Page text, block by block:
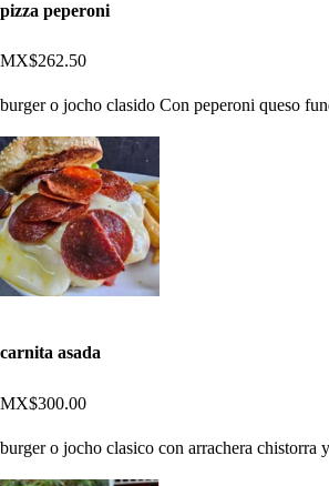
pizza peperoni
MX$262.50
burger o jocho clasido Con peperoni queso
carnita asada
MX$300.00
burger o jocho clasico con arrachera chistorra